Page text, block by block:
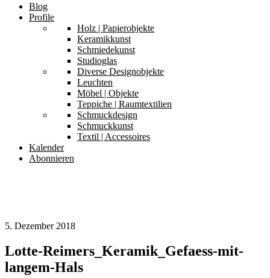
Blog
Profile
Holz | Papierobjekte
Keramikkunst
Schmiedekunst
Studioglas
Diverse Designobjekte
Leuchten
Möbel | Objekte
Teppiche | Raumtextilien
Schmuckdesign
Schmuckkunst
Textil | Accessoires
Kalender
Abonnieren
5. Dezember 2018
Lotte-Reimers_Keramik_Gefaess-mit-
langem-Hals